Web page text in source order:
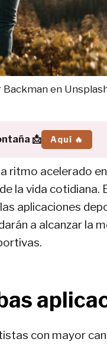
en
📩 Aquí 🔥
ritmo acelerado
la vida cotidiana.
aplicaciones
a alcanzar la
con mayor